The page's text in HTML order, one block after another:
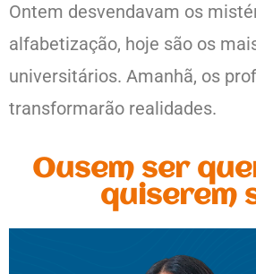
Ontem desvendavam os
alfabetização, hoje são os
universitários. Amanhã, os
transformarão realidades.
Ousem ser
quiserem